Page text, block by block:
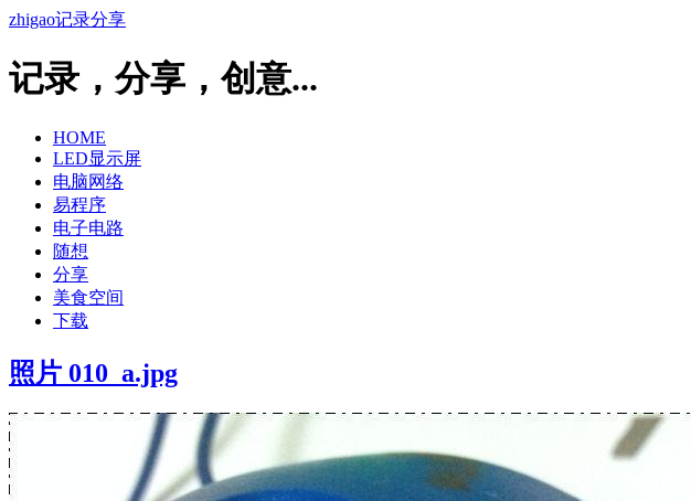
zhigao记录分享
记录，分享，创意...
HOME
LED显示屏
电脑网络
易程序
电子电路
随想
分享
美食空间
下载
照片 010_a.jpg